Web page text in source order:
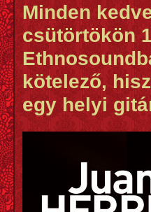
Minden
csütörtökön
kötelező,
egy helyi